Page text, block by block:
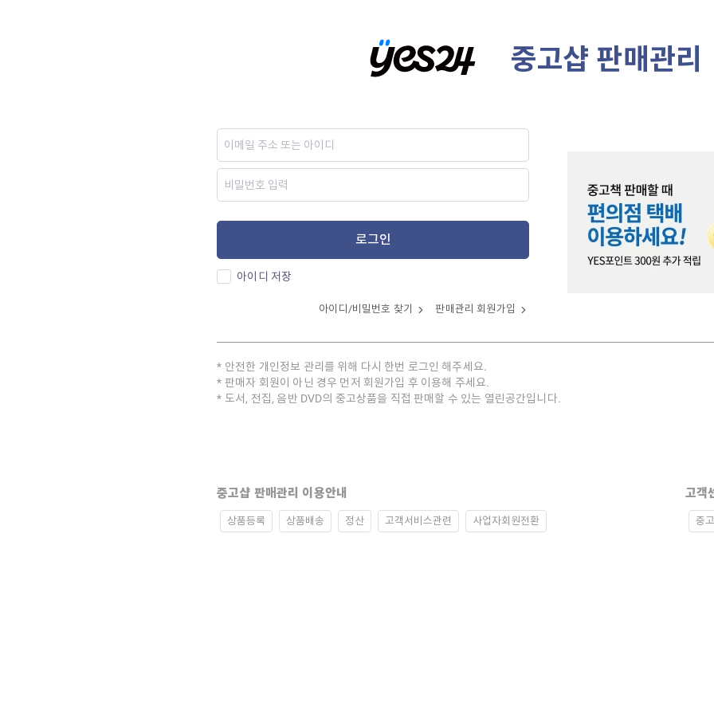
중고샵 판매관리
로그인
아이디 저장
아이디/비밀번호 찾기 판매관리 회원가입
안전한 개인정보 관리를 위해 다시 한번 로그인 해주세요.
판매자 회원이 아닌 경우 먼저 회원가입 후 이용해 주세요.
도서, 전집, 음반 DVD의 중고상품을 직접 판매할 수 있는 열린공간입니다.
중고샵 판매관리 이용안내
상품등록 상품배송 정산 고객서비스관련 사업자회원전환
고객
중